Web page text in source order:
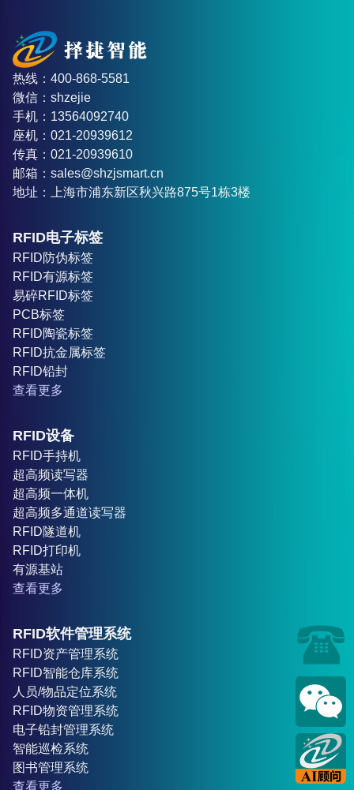
热线：400-868-5581
微信：shzejie
手机：13564092740
座机：021-20939612
传真：021-20939610
邮箱：sales@shzjsmart.cn
地址：上海市浦东新区秋兴路875号1栋3楼
RFID电子标签
RFID防伪标签
RFID有源标签
易碎RFID标签
PCB标签
RFID陶瓷标签
RFID抗金属标签
RFID铅封
查看更多
RFID设备
RFID手持机
超高频读写器
超高频一体机
超高频多通道读写器
RFID隧道机
RFID打印机
有源基站
查看更多
RFID软件管理系统
RFID资产管理系统
RFID智能仓库系统
人员/物品定位系统
RFID物资管理系统
电子铅封管理系统
智能巡检系统
图书管理系统
查看更多